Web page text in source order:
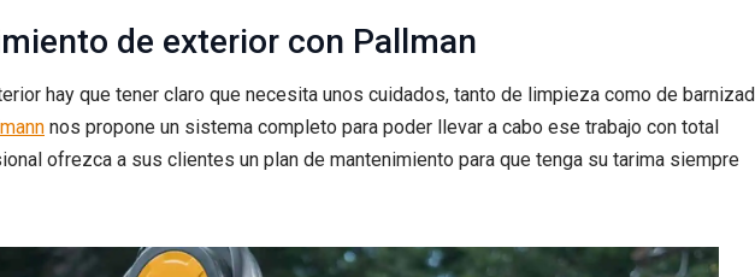
de exterior con Pallman
hay que tener claro que necesita unos cuidados, tanto de limpieza como de
nos propone un sistema completo para poder llevar a cabo ese trabajo con total
ofrezca a sus clientes un plan de mantenimiento para que tenga su tarima siempre